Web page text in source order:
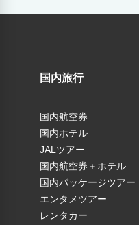
国内旅行
国内航空券
国内ホテル
JALツアー
国内航空券＋ホテル
国内パッケージツアー
エンタメツアー
レンタカー